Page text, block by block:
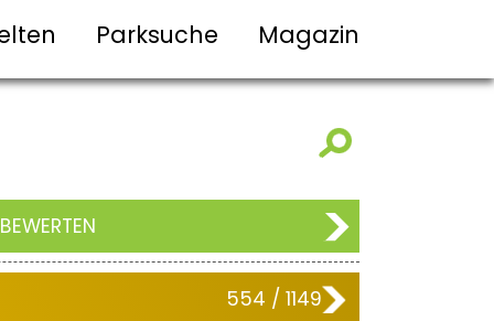
Parksuche Magazin
554 / 1149